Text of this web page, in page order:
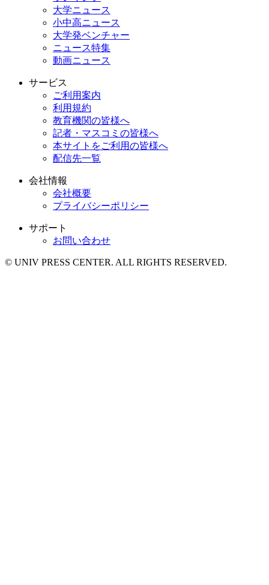
大学ニュース
小中高ニュース
大学発ベンチャー
ニュース特集
動画ニュース
サービス
ご利用案内
利用規約
教育機関の皆様へ
記者・マスコミの皆様へ
本サイトをご利用の皆様へ
配信先一覧
会社情報
会社概要
プライバシーポリシー
サポート
お問い合わせ
© UNIV PRESS CENTER. ALL RIGHTS RESERVED.